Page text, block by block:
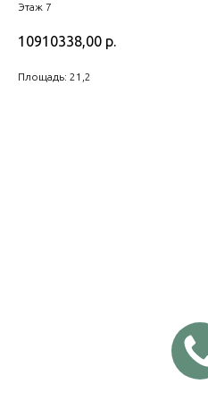
Этаж 7
10910338,00 р.
Площадь: 21,2